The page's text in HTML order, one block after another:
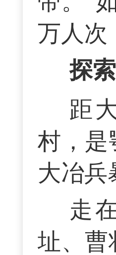
万人次
探
距
村，是
大冶兵
走
址、曹